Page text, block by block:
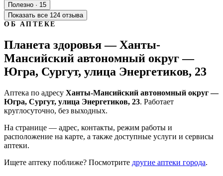
Полезно · 15
Показать все 124 отзыва
ОБ АПТЕКЕ
Планета здоровья — Ханты-
Мансийский автономный округ —
Югра, Сургут, улица Энергетиков, 23
Аптека по адресу Ханты-Мансийский автономный округ —
Югра, Сургут, улица Энергетиков, 23. Работает
круглосуточно, без выходных.
На странице — адрес, контакты, режим работы и
расположение на карте, а также доступные услуги и сервисы
аптеки.
Ищете аптеку поближе? Посмотрите другие аптеки города.